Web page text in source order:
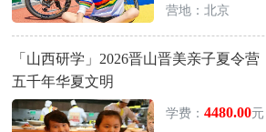
营地：北京
「山西研学」2026晋山晋美亲子夏令
五千年华夏文明
学费： 4480.00元